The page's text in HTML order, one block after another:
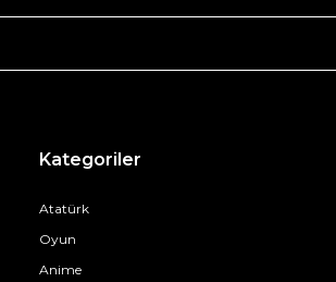
Kategoriler
Atatürk
Oyun
Anime